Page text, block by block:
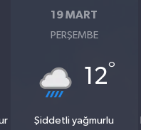
19 MART
PERŞEMBE
12°
Şiddetli yağmurlu